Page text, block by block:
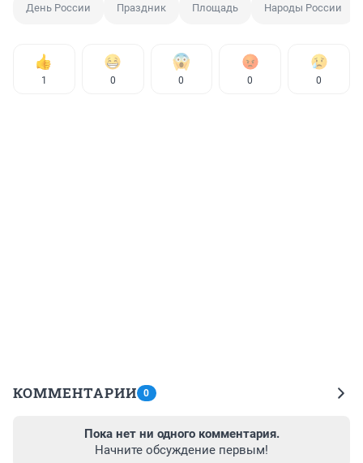
День России Праздник Площадь Народы России
1 0 0 0 0
КОММЕНТАРИИ 0
Пока нет ни одного комментария.
Начните обсуждение первым!